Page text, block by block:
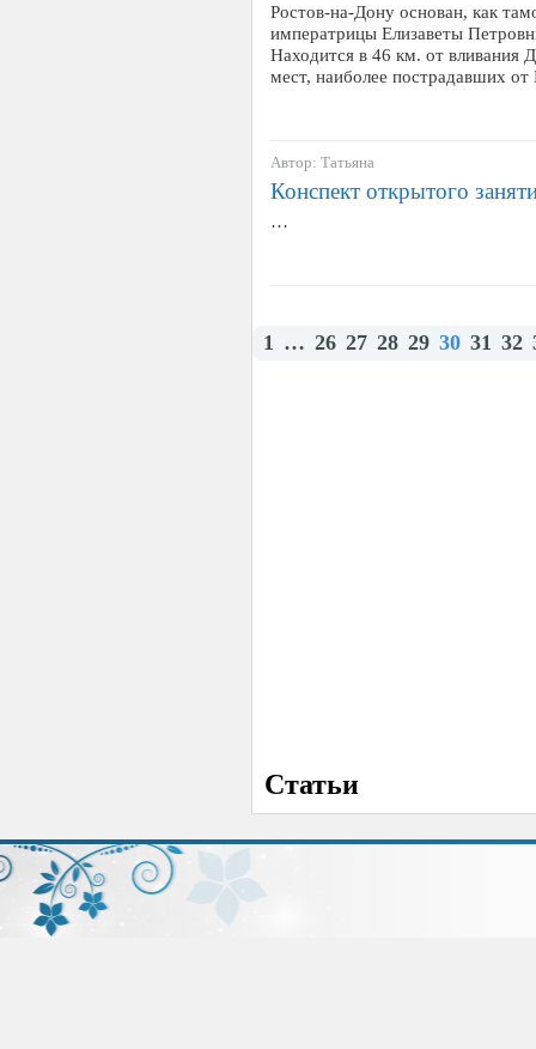
Ростов-на-Дону основан, как
императрицы Елизаветы
Находится в 46 км. от вливания
мест, наиболее пострадавших
Автор: Татьяна
Конспект открытого
…
1 … 26 27 28 29 30 31 32
Статьи